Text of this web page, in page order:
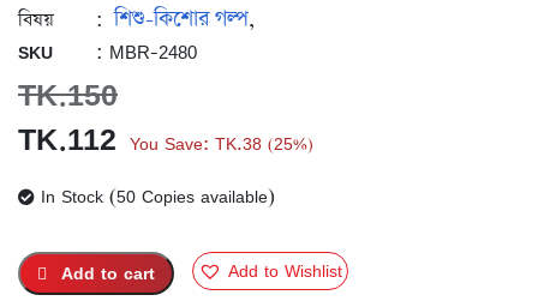
বিষয় : শিশু-কিশোর গল্প,
SKU : MBR-2480
TK.150
Original
price
TK.150.
TK.112 Current
price
TK.112.
You Save: TK.38 (25%)
In Stock (50 Copies available)
Add to cart Add to Wishlist